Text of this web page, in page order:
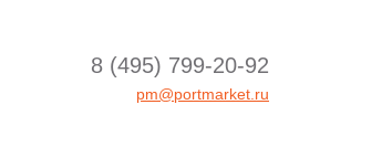
8 (495) 799-20-92
pm@portmarket.ru